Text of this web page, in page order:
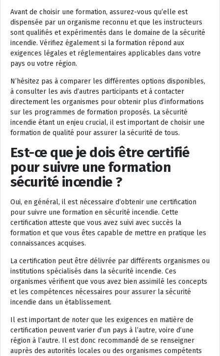
Avant de choisir une formation, assurez-vous qu’elle est
dispensée par un organisme reconnu et que les instructeurs
sont qualifiés et expérimentés dans le domaine de la sécurité
incendie. Vérifiez également si la formation répond aux
exigences légales et réglementaires applicables dans votre
pays ou votre région.
N’hésitez pas à comparer les différentes options disponibles,
à consulter les avis d’autres participants et à contacter
directement les organismes pour obtenir plus d’informations
sur les programmes de formation proposés. La sécurité
incendie étant un enjeu crucial, il est important de choisir une
formation de qualité pour assurer la sécurité de tous.
Est-ce que je dois être certifié
pour suivre une formation
sécurité incendie ?
Oui, en général, il est nécessaire d’obtenir une certification
pour suivre une formation en sécurité incendie. Cette
certification atteste que vous avez suivi avec succès la
formation et que vous êtes capable de mettre en pratique les
connaissances acquises.
La certification peut être délivrée par différents organismes ou
institutions spécialisés dans la sécurité incendie. Ces
organismes vérifient que vous avez bien assimilé les concepts
et les compétences nécessaires pour assurer la sécurité
incendie dans un établissement.
Il est important de noter que les exigences en matière de
certification peuvent varier d’un pays à l’autre, voire d’une
région à l’autre. Il est donc recommandé de se renseigner
auprès des autorités locales ou des organismes compétents